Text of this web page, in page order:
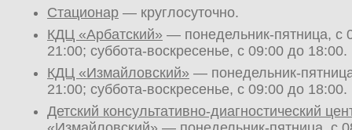
Стационар — круглосуточно.
КДЦ «Арбатский» — понедельник-пятница, с
21:00; суббота-воскресенье, с 09:00 до 18:00.
КДЦ «Измайловский» — понедельник-
21:00; суббота-воскресенье, с 09:00 до 18:00.
Детский консультативно-диагностический